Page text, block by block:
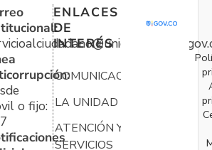
o fijo:
ENLACES
DE
INTERÉS
COMUNICACIONES
LA UNIDAD
ATENCIÓN Y
SERVICIOS